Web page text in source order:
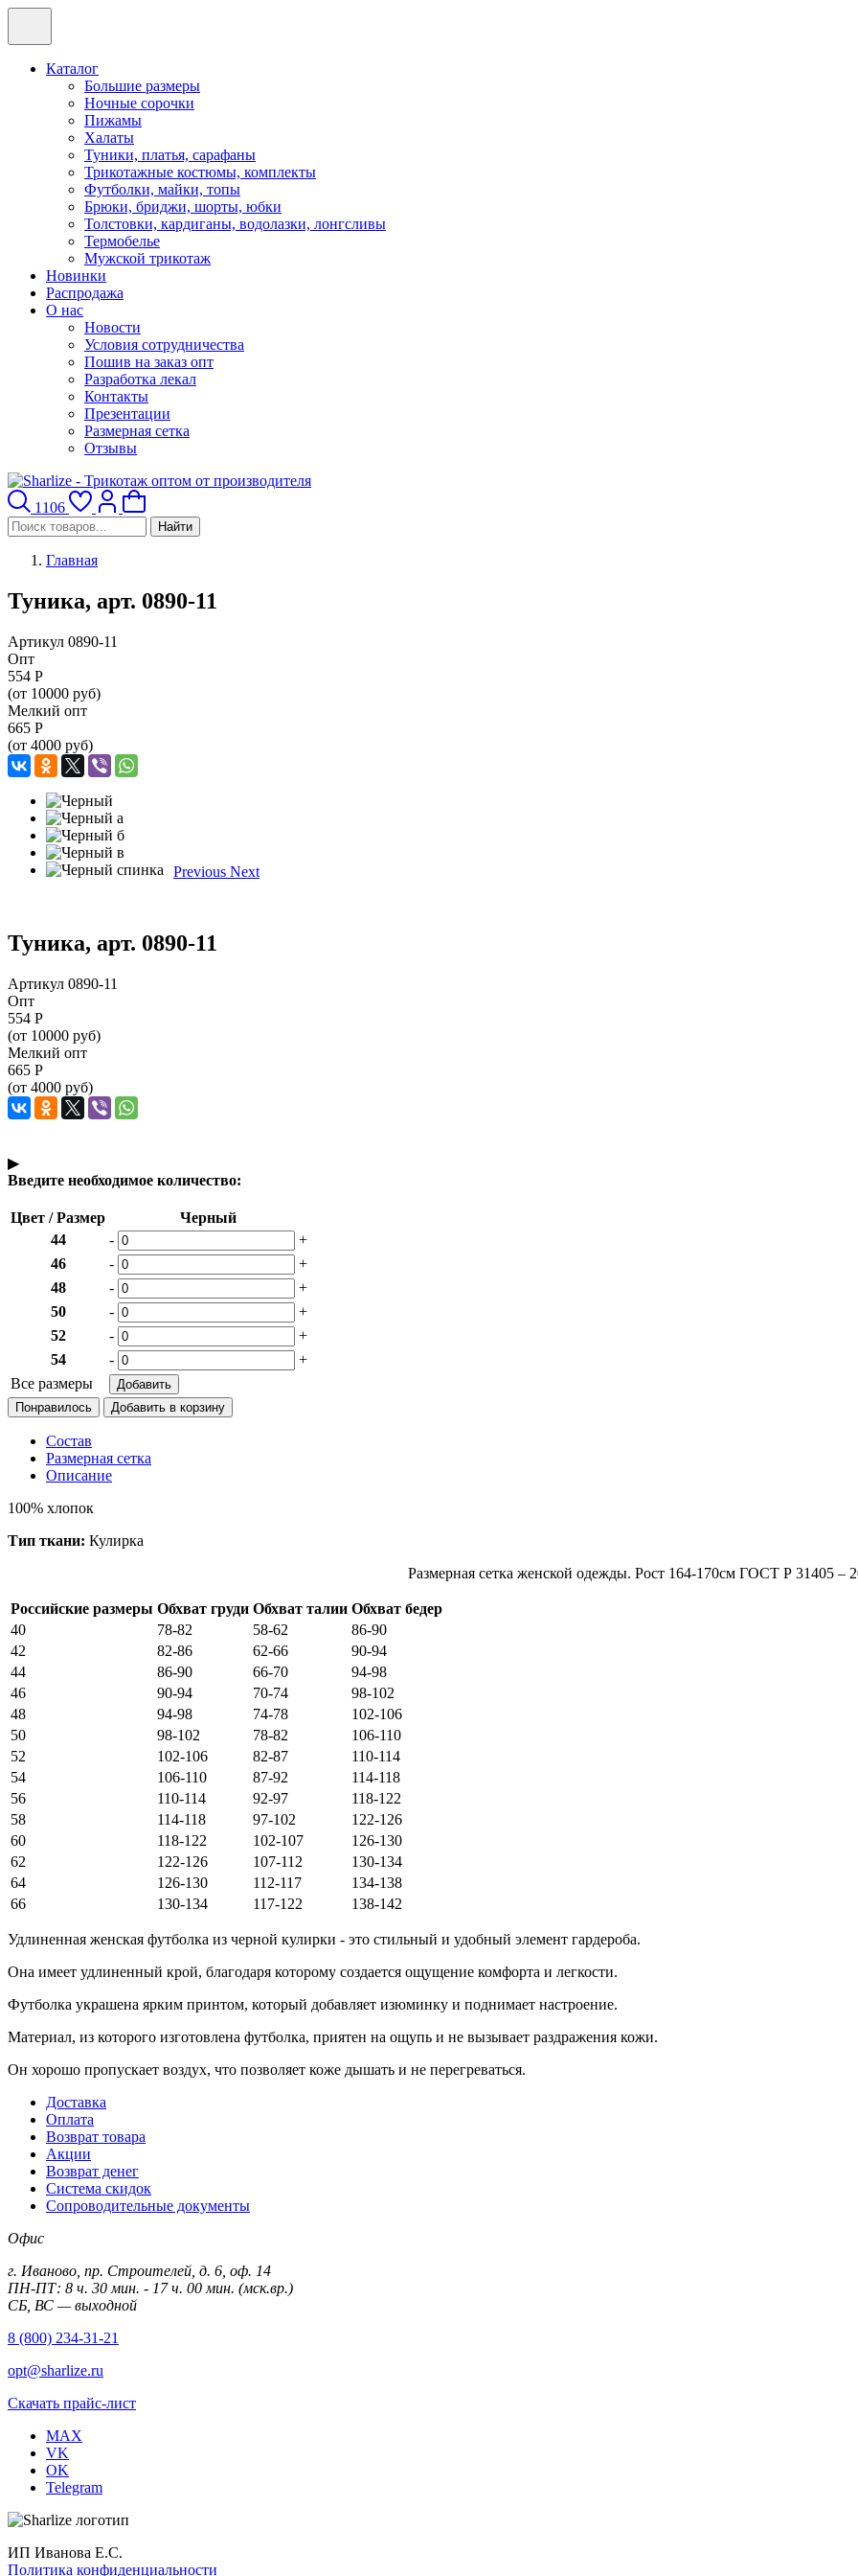
Каталог
Большие размеры
Ночные сорочки
Пижамы
Халаты
Туники, платья, сарафаны
Трикотажные костюмы, комплекты
Футболки, майки, топы
Брюки, бриджи, шорты, юбки
Толстовки, кардиганы, водолазки, лонгсливы
Термобелье
Мужской трикотаж
Новинки
Распродажа
О нас
Новости
Условия сотрудничества
Пошив на заказ опт
Разработка лекал
Контакты
Презентации
Размерная сетка
Отзывы
1106
Найти
Главная
Туника, арт. 0890-11
Артикул 0890-11
Опт
554 Р
(от 10000 руб)
Мелкий опт
665 Р
(от 4000 руб)
Previous Next
Туника, арт. 0890-11
Артикул 0890-11
Опт
554 Р
(от 10000 руб)
Мелкий опт
665 Р
(от 4000 руб)
▶
Введите необходимое количество:
Цвет / Размер
Черный
44
-
+
46
-
+
48
-
+
50
-
+
52
-
+
54
-
+
Все размеры
Понравилось
Состав
Размерная сетка
Описание
100% хлопок
Тип ткани: Кулирка
Размерная сетка женской одежды. Рост 164-170см ГОСТ Р 31405 –
Российские размеры Обхват груди Обхват талии Обхват бедер
40
78-82 58-62
86-90
42
82-86 62-66
90-94
44
86-90 66-70
94-98
46
90-94 70-74
98-102
48
94-98 74-78
102-106
50
98-102 78-82
106-110
52
102-106 82-87
110-114
54
106-110 87-92
114-118
56
110-114 92-97
118-122
58
114-118 97-102
122-126
60
118-122 102-107
126-130
62
122-126 107-112
130-134
64
126-130 112-117
134-138
66
130-134 117-122 138-142
Удлиненная женская футболка из черной кулирки - это стильный и удобный элемент гардероба.
Она имеет удлиненный крой, благодаря которому создается ощущение комфорта и легкости.
Футболка украшена ярким принтом, который добавляет изюминку и поднимает настроение.
Материал, из которого изготовлена футболка, приятен на ощупь и не вызывает раздражения кожи.
Он хорошо пропускает воздух, что позволяет коже дышать и не перегреваться.
Доставка
Оплата
Возврат товара
Акции
Возврат денег
Система скидок
Сопроводительные документы
Офис
г. Иваново, пр. Строителей, д. 6, оф. 14
ПН-ПТ: 8 ч. 30 мин. - 17 ч. 00 мин. (мск.вр.)
СБ, ВС — выходной
8 (800) 234-31-21
opt@sharlize.ru
Скачать прайс-лист
MAX
VK
OK
Telegram
ИП Иванова Е.С.
Политика конфиденциальности